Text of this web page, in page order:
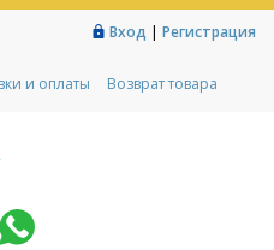
Вход | Регистрация
и оплаты
Возврат товара